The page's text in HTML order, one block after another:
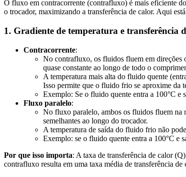
O fluxo em contracorrente (contrafluxo) é mais eficiente
o trocador, maximizando a transferência de calor. Aqui
1. Gradiente de temperatura e transferência
Contracorrente:
No contrafluxo, os fluidos fluem em direções
quase constante ao longo de todo o
A temperatura mais alta do fluido quente
Isso permite que o fluido frio se aproxime da
Exemplo: Se o fluido quente entra a 100°C e
Fluxo paralelo:
No fluxo paralelo, ambos os fluidos fluem na
semelhantes ao longo do trocador.
A temperatura de saída do fluido frio não
Exemplo: se o fluido quente entra a 100°C e
Por que isso importa: A taxa de transferência de calor
contrafluxo resulta em uma taxa média de transferência